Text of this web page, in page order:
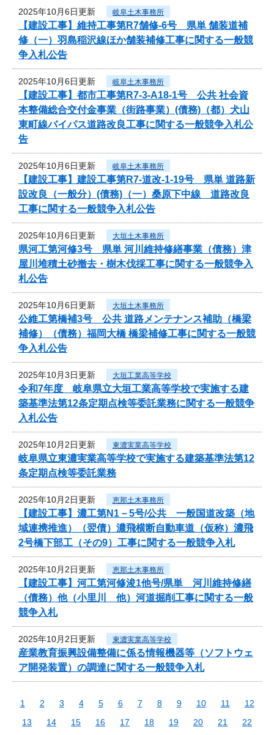
2025年10月6日更新 岐阜土木事務所
【建設工事】維持工事第R7舗修-6号 県単 舗装道補
修（一）羽島稲沢線ほか舗装補修工事に関する一般競
争入札公告
2025年10月6日更新 岐阜土木事務所
【建設工事】都市工事第R7-3-A18-1号 公共 社会資
本整備総合交付金事業（街路事業）(債務)（都）犬山
東町線バイパス道路改良工事に関する一般競争入札公
告
2025年10月6日更新 岐阜土木事務所
【建設工事】建設工事第R7-道改-1-19号 県単 道路新
設改良（一般分）(債務)（一）桑原下中線 道路改良
工事に関する一般競争入札公告
2025年10月6日更新 大垣土木事務所
県河工第河修3号 県単 河川維持修繕事業（債務）津
屋川堆積土砂撤去・樹木伐採工事に関する一般競争入
札公告
2025年10月6日更新 大垣土木事務所
公維工第橋補3号 公共 道路メンテナンス補助（橋梁
補修）（債務）福岡大橋 橋梁補修工事に関する一般競
争入札公告
2025年10月3日更新 大垣工業高等学校
令和7年度 岐阜県立大垣工業高等学校で実施する建
築基準法第12条定期点検等委託業務に関する一般競争
入札公告
2025年10月2日更新 東濃実業高等学校
岐阜県立東濃実業高等学校で実施する建築基準法第12
条定期点検等委託業務
2025年10月2日更新 恵那土木事務所
【建設工事】濃工第N1－5号/公共 一般国道改築（地
域連携推進）（翌債）濃飛横断自動車道（仮称）濃飛
2号橋下部工（その9）工事に関する一般競争入札
2025年10月2日更新 恵那土木事務所
【建設工事】河工第河修浚1他号/県単 河川維持修繕
（債務）他（小里川 他）河道掘削工事に関する一般
競争入札
2025年10月2日更新 東濃実業高等学校
産業教育振興設備整備に係る情報機器等（ソフトウェ
ア開発装置）の調達に関する一般競争入札
1 2 3 4 5 6 7 8 9 10 11
12
13
14 15 16 17 18 19 20 21
22